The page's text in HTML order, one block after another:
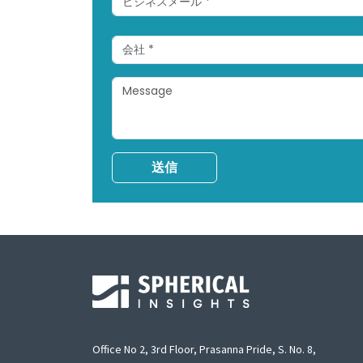
送信
Office No 2, 3rd Floor, Prasanna Pride, S. No. 8,